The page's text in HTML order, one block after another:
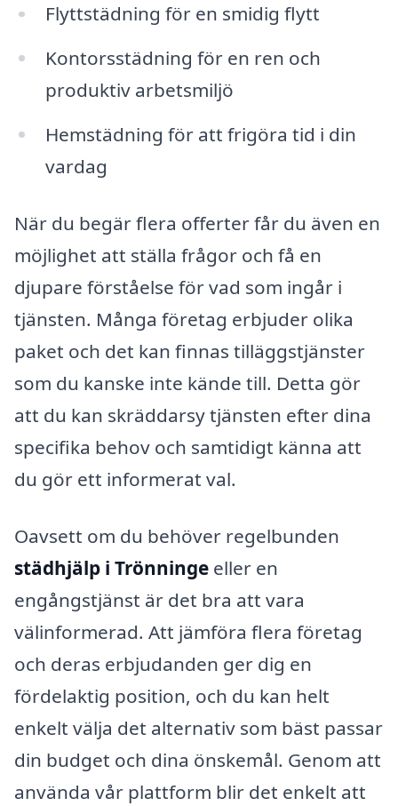
Flyttstädning för en smidig flytt
Kontorsstädning för en ren och
produktiv arbetsmiljö
Hemstädning för att frigöra tid i din
vardag
När du begär flera offerter får du även en
möjlighet att ställa frågor och få en
djupare förståelse för vad som ingår i
tjänsten. Många företag erbjuder olika
paket och det kan finnas tilläggstjänster
som du kanske inte kände till. Detta gör
att du kan skräddarsy tjänsten efter dina
specifika behov och samtidigt känna att
du gör ett informerat val.
Oavsett om du behöver regelbunden
städhjälp i Trönninge eller en
engångstjänst är det bra att vara
välinformerad. Att jämföra flera företag
och deras erbjudanden ger dig en
fördelaktig position, och du kan helt
enkelt välja det alternativ som bäst passar
din budget och dina önskemål. Genom att
använda vår plattform blir det enkelt att